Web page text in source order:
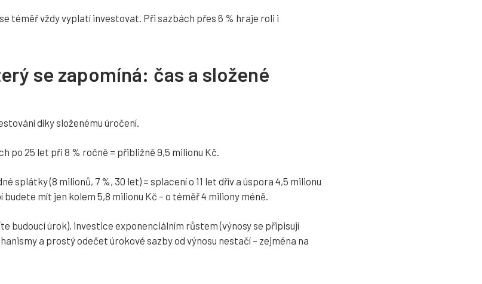
téměř vždy vyplatí investovat. Při sazbách přes 6 % hraje roli i
se zapomíná: čas a složené
díky složenému úročení.
po 25 let při 8 % ročně = přibližně 9,5 milionu Kč.
splátky (8 milionů, 7 %, 30 let) = splacení o 11 let dřív a úspora 4,5 milionu
mít jen kolem 5,8 milionu Kč – o téměř 4 miliony méně.
budoucí úrok), investice exponenciálním růstem (výnosy se připisují
a prostý odečet úrokové sazby od výnosu nestačí – zejména na